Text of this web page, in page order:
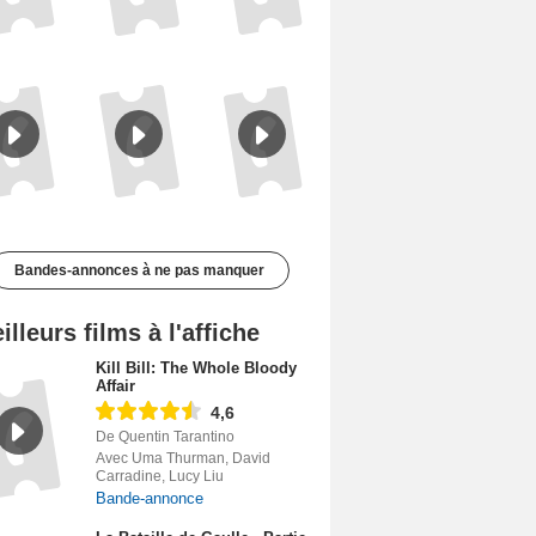
Bandes-annonces à ne pas manquer
films à l'affiche
Kill Bill: The Whole Bloody
Affair
4,6
De Quentin Tarantino
Avec Uma Thurman, David
Carradine, Lucy Liu
Bande-annonce